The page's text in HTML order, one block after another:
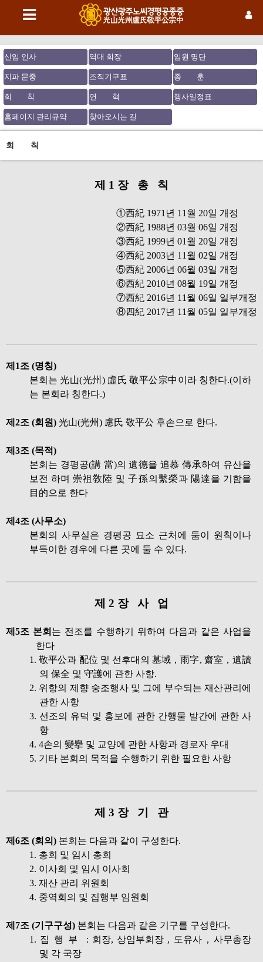
신임 인사 역대 회장 임원 명단
지파 문중 조직기구표 종 훈
회 칙 연 혁 행사일정표
홈페이지 관리규약 찾아오시는 길
회 칙
제 1 장 총 칙
①西紀 1971년 11월 20일 개정
②西紀 1988년 03월 06일 개정
③西紀 1999년 01월 20일 개정
④西紀 2003년 11월 02일 개정
⑤西紀 2006년 06월 03일 개정
⑥西紀 2010년 08월 19일 개정
⑦西紀 2016년 11월 06일 일부개정
⑧四紀 2017년 11월 05일 일부개정
제1조 (명칭)
본회는 光山(光州) 虛氏 敬平公宗中이라 칭한다.(이하
는 본회라 칭한다.)
제2조 (회원) 光山(光州) 慮氏 敬平公 후손으로 한다.
제3조 (목적)
본회는 경평공(講 當)의 遺德을 追慕 傳承하여 유산을
보전 하며 崇祖敎陸 및 子孫의繫榮과 陽達을 기함을
目的으로 한다
제4조 (사무소)
본회의 사무실은 경평공 묘소 근처에 둠이 원칙이나
부득이한 경우에 다른 곳에 둘 수 있다.
제 2 장 사 업
제5조 본회 는 전조를 수행하기 위하여 다음과 같은 사업을
한다
1. 敬平公과 配位 및 선후대의 墓域，雨字, 齋室，遺讀
의 保全 및 守護에 관한 사항.
2. 위항의 제향 숭조행사 및 그에 부수되는 재산관리에
관한 사항
3. 선조의 유덕 및 홍보에 관한 간행물 발간에 관한 사
항
4. 4손의 變擧 및 교양에 관한 사항과 경로자 우대
5. 기타 본회의 목적을 수행하기 위한 필요한 사항
제 3 장 기 관
제6조 (회의) 본회는 다음과 같이 구성한다.
1. 총회 및 임시 총회
2. 이사회 및 임시 이사회
3. 재산 관리 위원회
4. 중역회의 및 집행부 임원회
제7조 (기구구성) 본회는 다음과 같은 기구를 구성한다.
1. 집행부
: 회장, 상임부회장 , 도유사，사무총장
및 각 국장